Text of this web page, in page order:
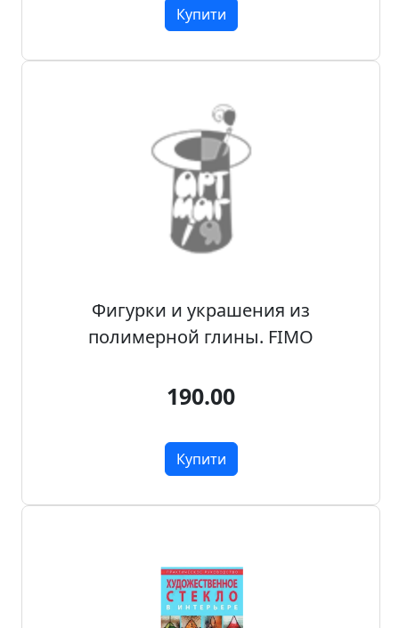
Купити
Фигурки и украшения из
полимерной глины. FIMO
190.00
Купити